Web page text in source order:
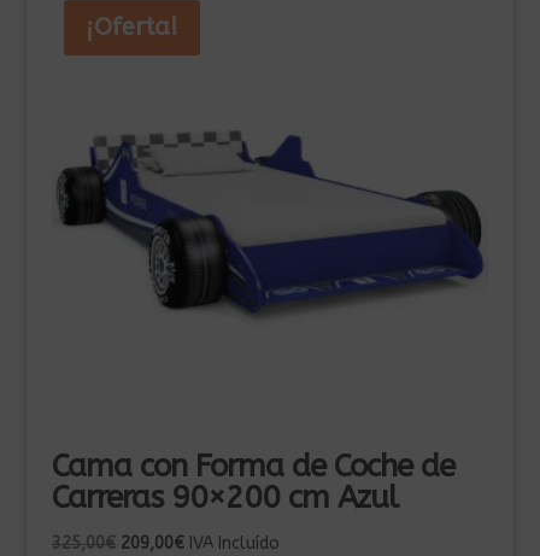
¡Oferta!
Cama con Forma de Coche de
Carreras 90×200 cm Azul
325,00€ El
209,00€ElIVA Incluído